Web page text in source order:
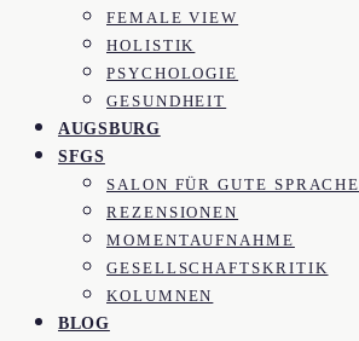
FEMALE VIEW
HOLISTIK
PSYCHOLOGIE
GESUNDHEIT
AUGSBURG
SFGS
SALON FÜR GUTE SPRACHE
REZENSIONEN
MOMENTAUFNAHME
GESELLSCHAFTSKRITIK
KOLUMNEN
BLOG